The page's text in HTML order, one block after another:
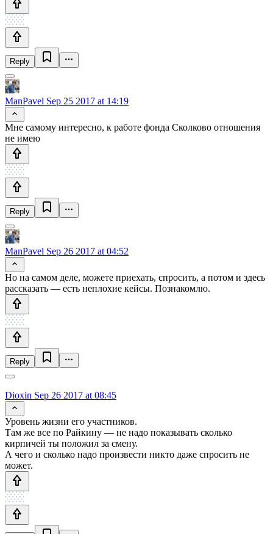
Reply
ManPavel Sep 25 2017 at 14:19
Мне самому интересно, к работе фонда Сколково отношения
не имею
Reply
ManPavel Sep 26 2017 at 04:52
Но на самом деле, можете приехать, спросить, а потом и здесь
рассказать — есть неплохие кейсы. Познакомлю.
Reply
Dioxin Sep 26 2017 at 08:45
Уровень жизни его участников.
Там же все по Райкину — не надо показывать сколько
кирпичей ты положил за смену.
А чего и сколько надо произвести никто даже спросить не
может.